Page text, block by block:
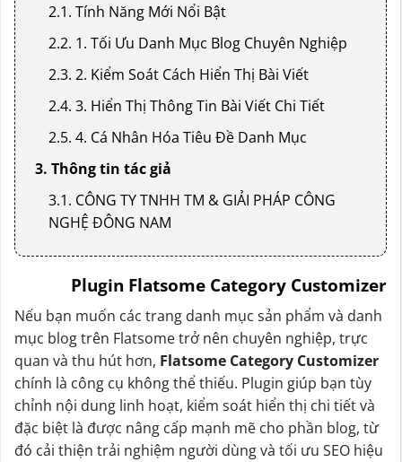
2.1. Tính Năng Mới Nổi Bật
2.2. 1. Tối Ưu Danh Mục Blog Chuyên Nghiệp
2.3. 2. Kiểm Soát Cách Hiển Thị Bài Viết
2.4. 3. Hiển Thị Thông Tin Bài Viết Chi Tiết
2.5. 4. Cá Nhân Hóa Tiêu Đề Danh Mục
3. Thông tin tác giả
3.1. CÔNG TY TNHH TM & GIẢI PHÁP CÔNG
NGHỆ ĐÔNG NAM
Plugin Flatsome Category Customizer
Nếu bạn muốn các trang danh mục sản phẩm và danh
mục blog trên Flatsome trở nên chuyên nghiệp, trực
quan và thu hút hơn, Flatsome Category Customizer
chính là công cụ không thể thiếu. Plugin giúp bạn tùy
chỉnh nội dung linh hoạt, kiểm soát hiển thị chi tiết và
đặc biệt là được nâng cấp mạnh mẽ cho phần blog, từ
đó cải thiện trải nghiệm người dùng và tối ưu SEO hiệu